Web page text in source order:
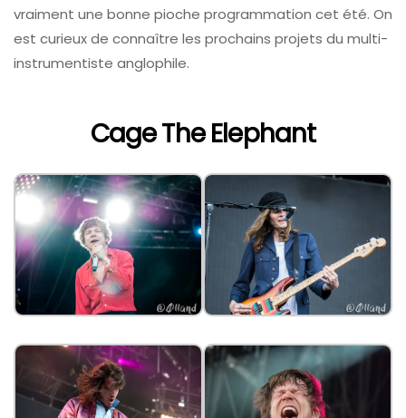
vraiment une bonne pioche programmation cet été. On
est curieux de connaître les prochains projets du multi-
instrumentiste anglophile.
Cage The Elephant